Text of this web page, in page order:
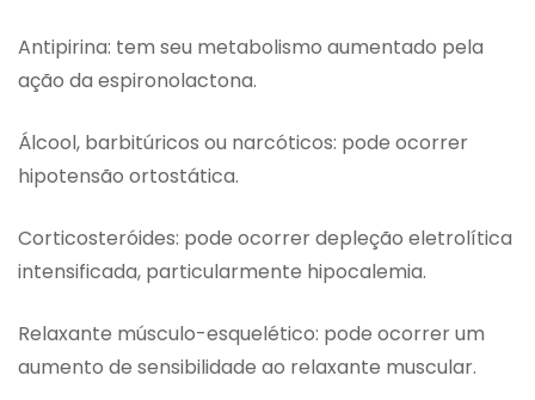
Antipirina: tem seu metabolismo aumentado pela
ação da espironolactona.
Álcool, barbitúricos ou narcóticos: pode ocorrer
hipotensão ortostática.
Corticosteróides: pode ocorrer depleção eletrolítica
intensificada, particularmente hipocalemia.
Relaxante músculo-esquelético: pode ocorrer um
aumento de sensibilidade ao relaxante muscular.